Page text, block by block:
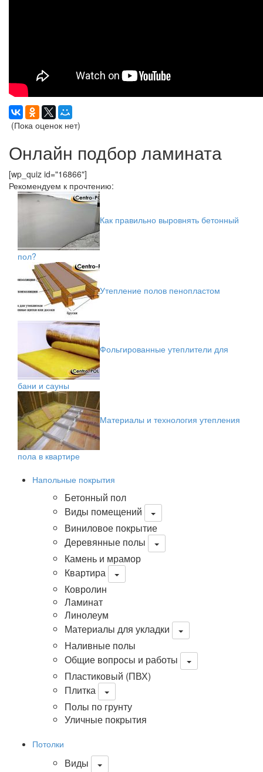
(Пока оценок нет)
Онлайн подбор ламината
[wp_quiz id="16866"]
Рекомендуем к прочтению:
Как правильно выровнять бетонный
пол?
Утепление полов пенопластом
Фольгированные утеплители для
бани и сауны
Материалы и технология утепления
пола в квартире
Напольные покрытия
Бетонный пол
Виды помещений
Виниловое покрытие
Деревянные полы
Камень и мрамор
Квартира
Ковролин
Ламинат
Линолеум
Материалы для укладки
Наливные полы
Общие вопросы и работы
Пластиковый (ПВХ)
Плитка
Полы по грунту
Уличные покрытия
Потолки
Виды